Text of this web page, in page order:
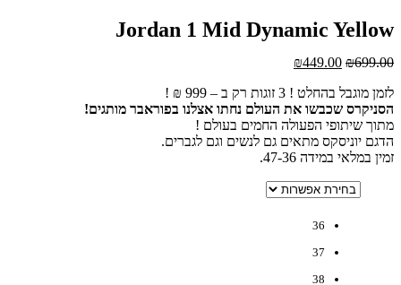
Jordan 1 Mid Dynamic Yellow
₪699.00
המחיר
היה:
₪699.00.
₪449.00
הוא:
₪449.00.
לזמן מוגבל בהחלט ! 3 זוגות רק ב – 999 ₪ !
הסניקרס שכבשו את העולם נחתו אצלנו בפוראבר מותגים!
מתוך שיתופי הפעולה החמים בעולם !
הדגם יוניסקס מתאים גם לנשים וגם לגברים.
זמין במלאי במידה 47-36.
36
37
38